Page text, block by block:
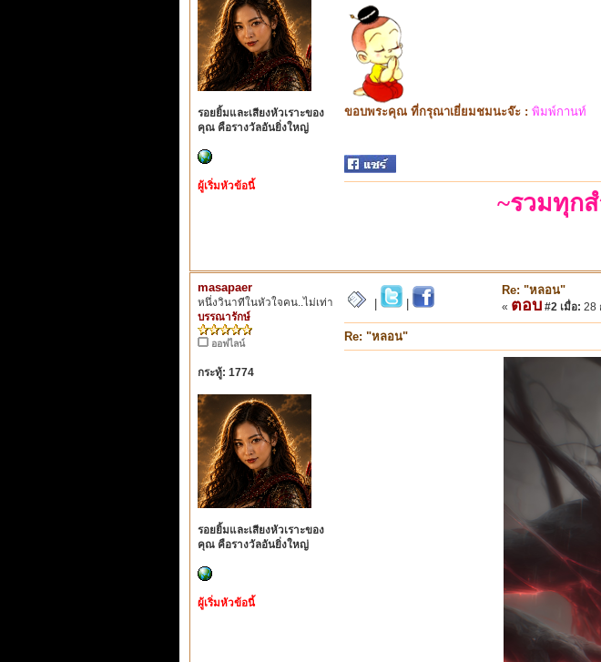
รอยยิ้มและเสียงหัวเราะของ
คุณ คือรางวัลอันยิ่งใหญ่
ผู้เริ่มหัวข้อนี้
ขอบพระคุณ ที่กรุณาเยี่ยมชมนะจ๊ะ : พิมพ์กานท์
~รวมทุก
masapaer
หนึ่งวินาทีในหัวใจคน..ไม่เท่า
บรรณารักษ์
ออฟไลน์
กระทู้: 1774
รอยยิ้มและเสียงหัวเราะของ
คุณ คือรางวัลอันยิ่งใหญ่
ผู้เริ่มหัวข้อนี้
Re: "หลอน"
« ตอบ #2 เมื่อ: 28
Re: "หลอน"